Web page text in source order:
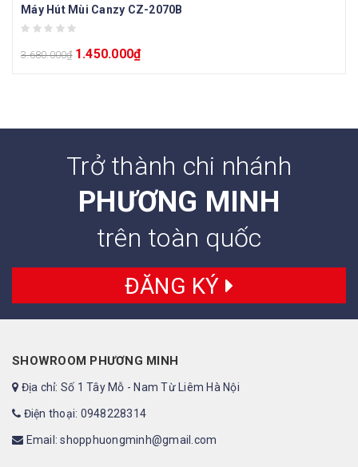
Máy Hút Mùi Canzy CZ-2070B
3.680.000₫ 1.450.000₫
Trở thành chi nhánh
PHƯƠNG MINH
trên toàn quốc
ĐĂNG KÝ
SHOWROOM PHƯƠNG MINH
Địa chỉ: Số 1 Tây Mỗ - Nam Từ Liêm Hà Nội
Điện thoại: 0948228314
Email: shopphuongminh@gmail.com